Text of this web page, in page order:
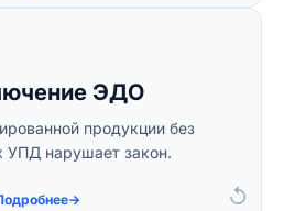
ЭДО
продукции без
УПД нарушает закон.
→ ↺
через сервис
в вашей программе.